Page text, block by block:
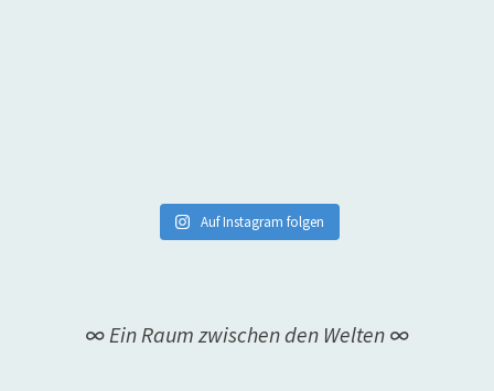
Auf Instagram folgen
∞ Ein Raum zwischen den Welten ∞